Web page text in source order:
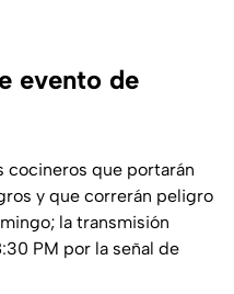
evento de
cocineros que portarán
y que correrán peligro
la transmisión
PM por la señal de